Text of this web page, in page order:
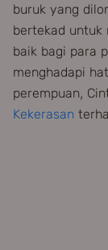
buruk yang
bertekad untuk
baik bagi para
menghadapi
perempuan,
Kekerasan